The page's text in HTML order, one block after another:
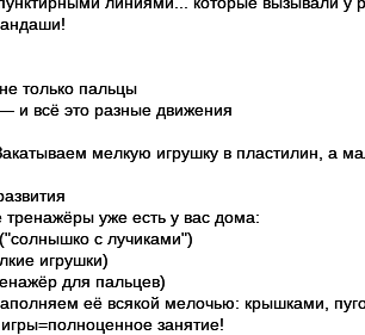
только пальцы
и всё это разные движения
мелкую игрушку в пластилин, а
уже есть у вас дома:
с лучиками")
игрушки)
для пальцев)
её всякой мелочью: крышками,
занятие!